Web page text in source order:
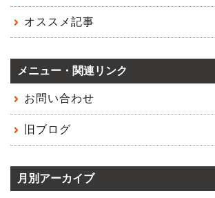
オススメ記事
メニュー・関連リンク
お問い合わせ
旧ブログ
月別アーカイブ